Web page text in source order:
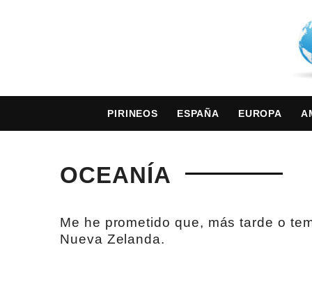
PIRINEOS ESPAÑA EUROPA
OCEANÍA
Me he prometido que, más tarde o
Nueva Zelanda.